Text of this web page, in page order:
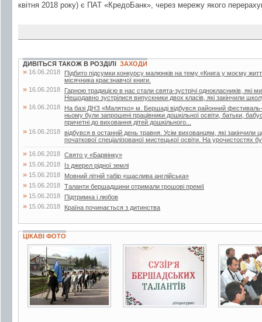
квітня 2018 року) є ПАТ «КредоБанк», через мережу якого
ДИВІТЬСЯ ТАКОЖ В РОЗДІЛІ ЗАХОДИ
» 16.06.2018
Підбито підсумки конкурсу малюнків на тему «Книга у моєму
місячника краєзнавчої книги.
» 16.06.2018
Гарною традицією в нас стали свята-зустрічі однокласників, які
Нещодавно зустрілися випускники двох класів, які закінчили
» 16.06.2018
На базі ДНЗ «Малятко» м. Бершаді відбувся районний
ньому були запрошені працівники дошкільної освіти, батьки,
причетні до виховання дітей дошкільного...
» 16.06.2018 відбувся в останній день травня. Усім вихованцям, які
початкової спеціалізованої мистецької освіти. На урочистостях
» 16.06.2018 Свято у «Барвінку»
» 15.06.2018 Із джерел рідної землі
» 15.06.2018 Мовний літній табір «щаслива англійська»
» 15.06.2018 Таланти бершадщини отримали грошові премії
» 15.06.2018 Підтримка і любов
» 15.06.2018 Країна починається з дитинства
ЦІКАВІ ФОТО
3 фото 2 фото 4 фото